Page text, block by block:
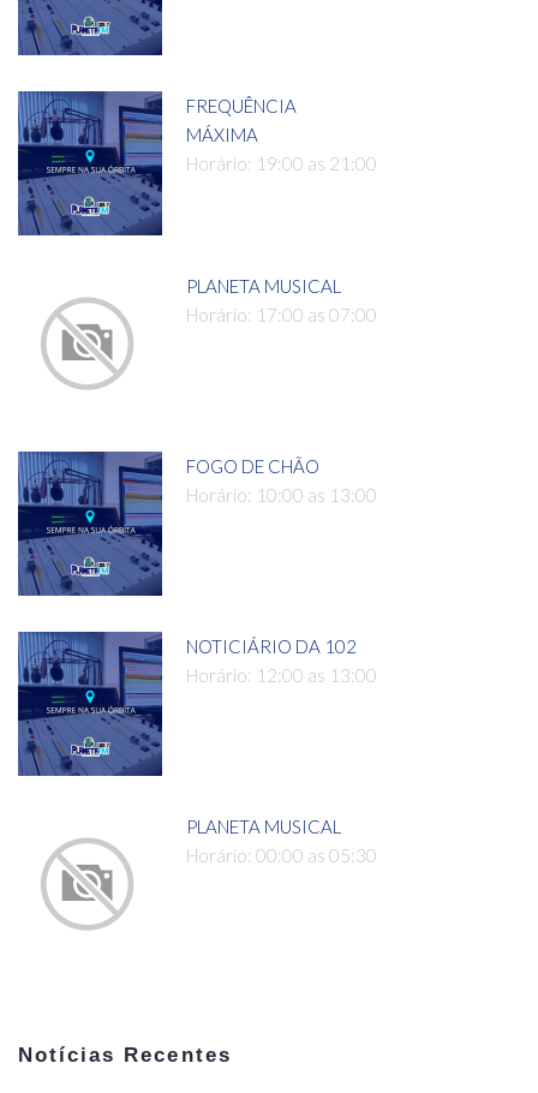
FREQUÊNCIA
MÁXIMA
Horário: 19:00 as 21:00
PLANETA MUSICAL
Horário: 17:00 as 07:00
FOGO DE CHÃO
Horário: 10:00 as 13:00
NOTICIÁRIO DA 102
Horário: 12:00 as 13:00
PLANETA MUSICAL
Horário: 00:00 as 05:30
Notícias Recentes